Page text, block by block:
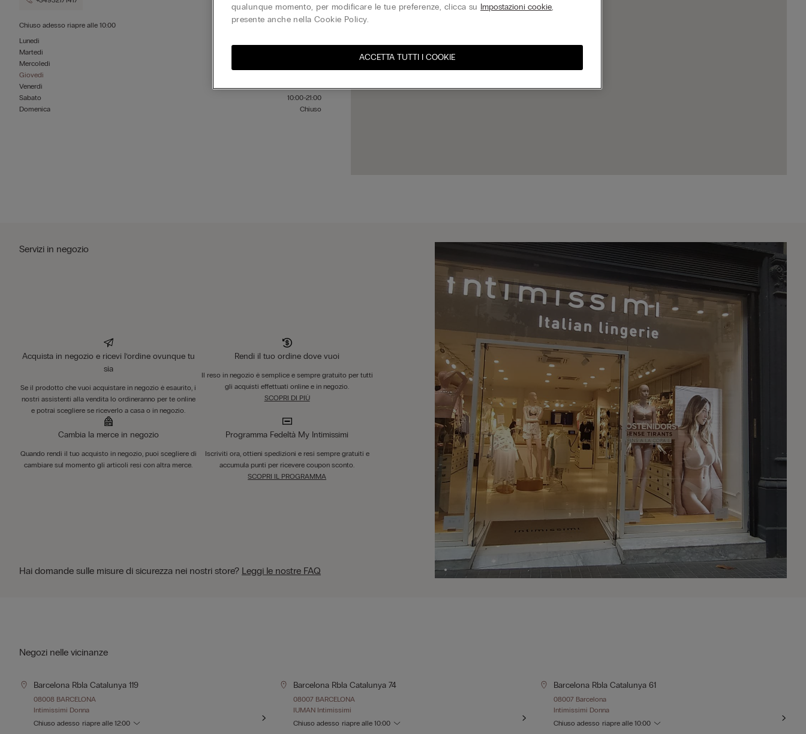
Chiuso adesso riapre alle 10:00
Lunedì
Martedì
Mercoledì
Giovedì
Venerdì
10:00-21:00
Sabato
10:00-21:00
Domenica
Chiuso
Servizi in negozio
Acquista in negozio e ricevi l’ordine ovunque tu
sia
Se il prodotto che vuoi acquistare in negozio è esaurito, i
nostri assistenti alla vendita lo ordineranno per te online
e potrai scegliere se riceverlo a casa o in negozio.
Rendi il tuo ordine dove vuoi
Il reso in negozio è semplice e sempre gratuito per tutti
gli acquisti effettuati online e in negozio.
SCOPRI DI PIÙ
Cambia la merce in negozio
Quando rendi il tuo acquisto in negozio, puoi scegliere di
cambiare sul momento gli articoli resi con altra merce.
Programma Fedeltà My Intimissimi
Iscriviti ora, ottieni spedizioni e resi sempre gratuiti e
accumula punti per ricevere coupon sconto.
SCOPRI IL PROGRAMMA
Hai domande sulle misure di sicurezza nei nostri store? Leggi le nostre FAQ
Negozi nelle vicinanze
Barcelona Rbla Catalunya 119
08008 BARCELONA
Intimissimi Donna
Chiuso adesso riapre alle 12:00
Barcelona Rbla Catalunya 74
08007 BARCELONA
IUMAN Intimissimi
Chiuso adesso riapre alle10:00
Barcelona Rbla Catalunya 61
08007 Barcelona
Intimissimi Donna
Chiuso adesso riapre alle 10:00
qualunque momento, per modificare le tue preferenze, clicca su Impostazioni cookie,
presente anche nella Cookie Policy.
ACCETTA TUTTI I COOKIE